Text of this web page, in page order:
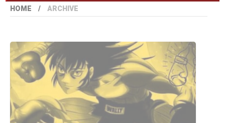
HOME ARCHIVE